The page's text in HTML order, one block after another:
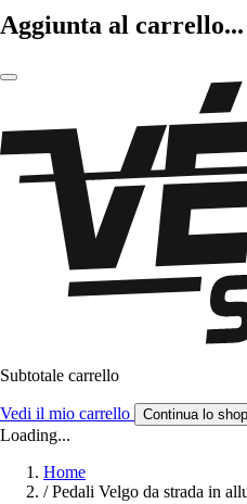
Aggiunta al carrello...
Subtotale carrello
Vedi il mio carrello Continua lo
Loading...
Home
/ Pedali Velgo da strada in